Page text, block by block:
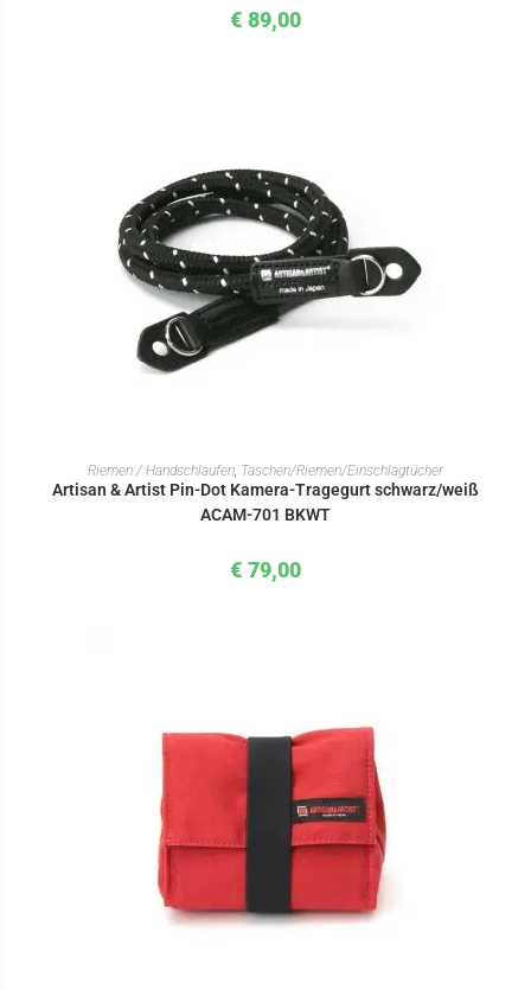
€ 89,00
IN DEN WARENKORB
Riemen / Handschlaufen, Taschen/Riemen/Einschlagtücher
Artisan & Artist Pin-Dot Kamera-Tragegurt schwarz/weiß
ACAM-701 BKWT
€ 79,00